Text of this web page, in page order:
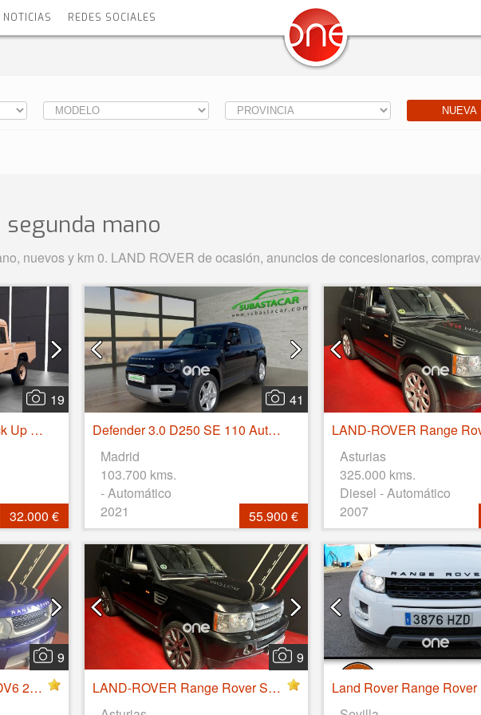
REDES SOCIALES
NUEVA
segunda mano
nuevos y km 0. LAND ROVER de ocasión, anuncios de concesionarios,
19
Defender 130 2.5 TD5 Pick Up Doble Cabina
32.000 €
41
Defender 3.0 D250 SE 110 Auto 4WD MHEV
Madrid
103.700 kms.
- Automático
2021
55.900 €
Asturias
325.000 kms.
Diesel - Automático
2007
9
Range Rover Sport 3.0 TDV6 245 CV HSE
9
LAND-ROVER Range Rover Sport 2.7 TD V6 HSE